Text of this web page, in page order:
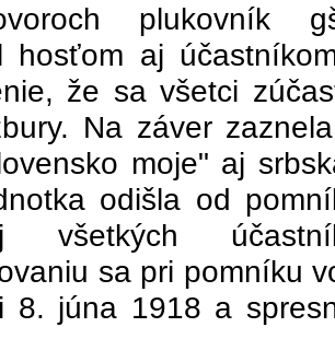
plukovník
hosťom aj
že sa všetci
Na záver
moje" aj
odišla od
všetkých
sa pri pomníku
8. júna 1918 a